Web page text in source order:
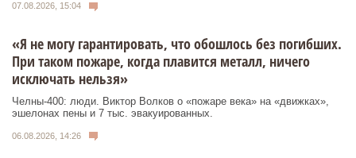
07.08.2026, 15:04
«Я не могу гарантировать, что обошлось без погибших.
При таком пожаре, когда плавится металл, ничего
исключать нельзя»
Челны-400: люди. Виктор Волков о «пожаре века» на «движках»,
эшелонах пены и 7 тыс. эвакуированных.
06.08.2026, 14:26